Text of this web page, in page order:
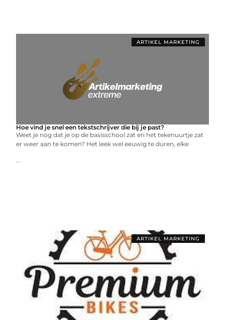
ARTIKEL MARKETING
Hoe vind je snel een tekstschrijver die bij je past?
Weet je nog dat je op de basisschool zat en het tekenuurtje zat
er weer aan te komen? Het leek wel eeuwig te duren, elke
...
ARTIKEL MARKETING